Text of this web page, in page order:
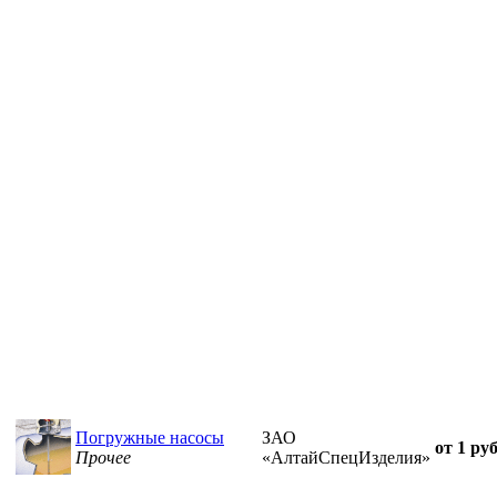
Погружные насосы
Прочее
ЗАО
«АлтайСпецИзделия»
от 1